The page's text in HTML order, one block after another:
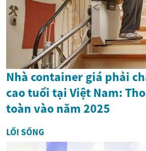
Nhà container giá phải
cao tuổi tại Việt Nam:
toàn vào năm 2025
LỐI SỐNG